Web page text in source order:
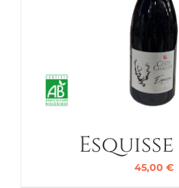
Esquisse
45,00 €